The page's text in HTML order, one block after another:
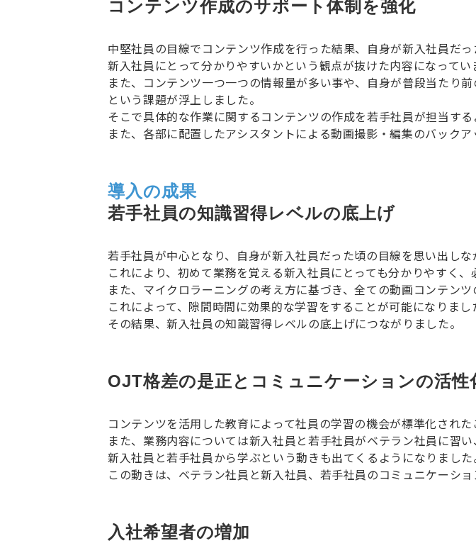
コンテンツ作成のサポート体制を強化
中堅社員の目線でコンテンツ作成を行った結果、自身が新入社員だ
新入社員にとって分かりやすいかという観点が抜けた内容になってい
また、コンテンツ一つ一つの情報量が多い事や、自身が普段当たり
という課題が浮上しました。
そこで具体的な作業に関するコンテンツの作成を若手社員が担当する
また、各部に配置したアシスタントによる動画撮影・編集のバック
導入の成果
若手社員の知識習得レベルの底上げ
若手社員が中心となり、自身が新入社員だった頃の目線を思い出し
これにより、初めて業務を覚える新入社員にとっても分かりやすく
また、マイクロラーニングの考え方に基づき、全ての動画コンテンツ
これによって、隙間時間に効果的な学習をすることが可能になりまし
その結果、新入社員の知識習得レベルの底上げにつながりました。
OJT格差の是正とコミュニケーションの活性
コンテンツを活用した教育によって社員の学習の機会が標準化された
また、業務内容については新入社員と若手社員がベテラン社員に習
新入社員と若手社員から学ぶという動きも出てくるようになりました
この動きは、ベテラン社員と新入社員、若手社員のコミュニケーシ
入社希望者の増加